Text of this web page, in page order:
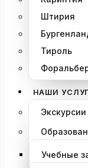
Штирия
Тироль
НАШИ
Экскурсии
Учебные